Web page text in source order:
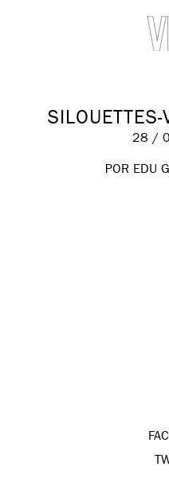
28 /
POR EDU